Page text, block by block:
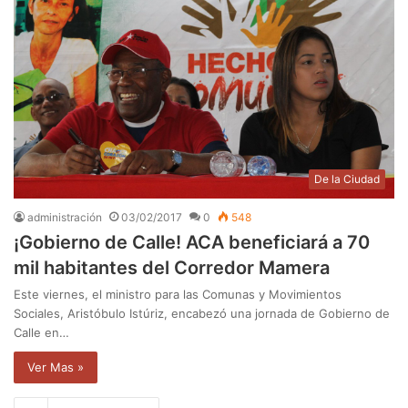
De la Ciudad
administración 03/02/2017 0 548
¡Gobierno de Calle! ACA beneficiará a 70
mil habitantes del Corredor Mamera
Este viernes, el ministro para las Comunas y Movimientos
Sociales, Aristóbulo Istúriz, encabezó una jornada de Gobierno de
Calle en…
Ver Mas »